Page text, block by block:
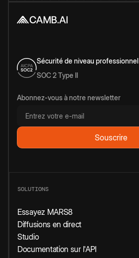
Sécurité de niveau professionnel
SOC 2 Type II
Abonnez-vous à notre newsletter
SOLUTIONS
Essayez MARS8
Diffusions en direct
Studio
Documentation sur l'API